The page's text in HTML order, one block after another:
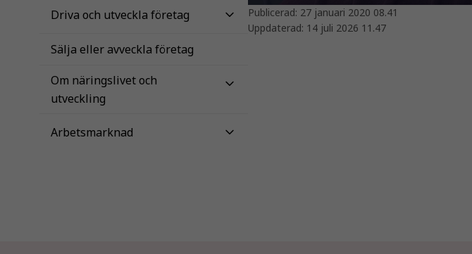
Driva och utveckla företag
Sälja eller avveckla företag
Om näringslivet och
utveckling
Arbetsmarknad
Publicerad: 27 januari 2020 08.41
Uppdaterad: 14 juli 2026 11.47